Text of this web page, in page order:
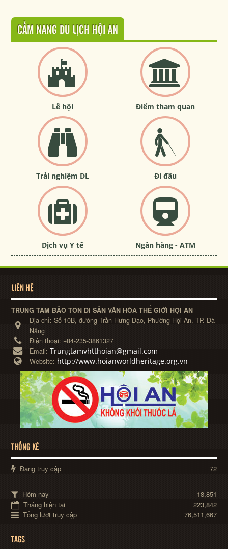
CẨM NANG DU LỊCH HỘI AN
Lễ hội Điểm tham quan
Trải nghiệm DL Đi đâu
Dịch vụ Y tế Ngân hàng - ATM
LIÊN HỆ
TRUNG TÂM BẢO TỒN DI SẢN VĂN HÓA THẾ GIỚI HỘI AN
Địa chỉ:Số 10B, đường Trần Hưng Đạo, Phường Hội An, TP. Đà
Nẵng
Điện thoại: +84-235-3861327
Email:Trungtamvhtthoian@gmail.com
Website: http://www.hoianworldheritage.org.vn
THỐNG KÊ
Đang truy cập 72
Hôm nay
18,851
Tháng hiện tại
223,842
Tổng lượt truy cập
76,511,667
TAGS